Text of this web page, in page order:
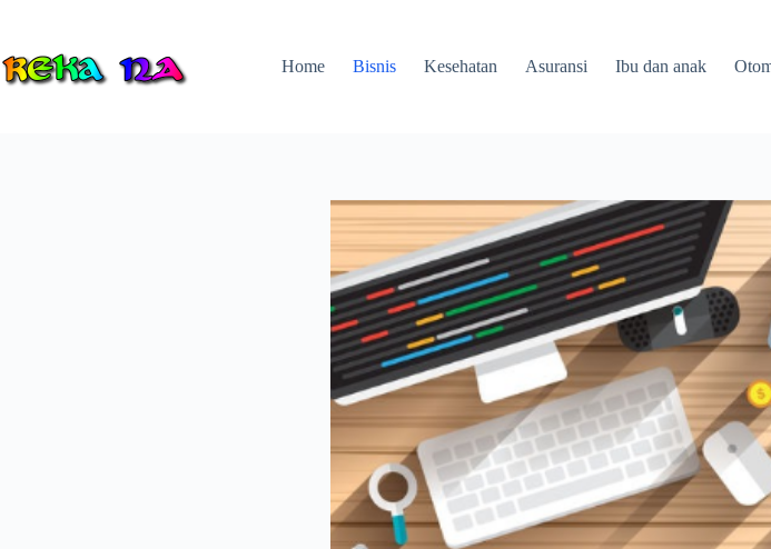
Home
Bisnis Kesehatan Asuransi Ibu dan anak